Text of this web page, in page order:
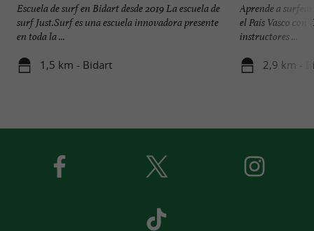
Escuela de surf en Bidart desde 2019 La escuela de
surf Just.Surf es una escuela innovadora presente
en toda la ...
1,5 km - Bidart
Aprende a
el País Vasco
instructores ...
2,9 km -